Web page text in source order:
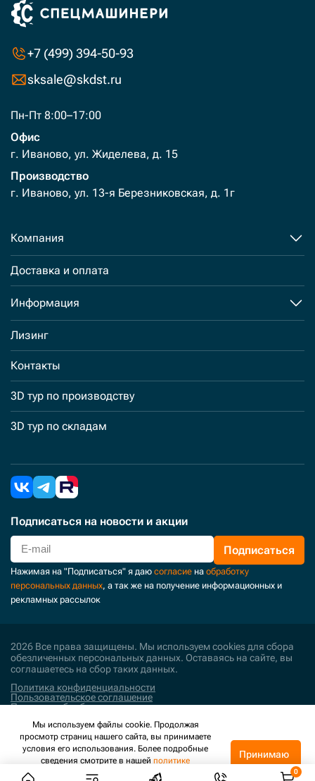
+7 (499) 394-50-93
sksale@skdst.ru
Пн-Пт 8:00–17:00
Офис
г. Иваново, ул. Жиделева, д. 15
Производство
г. Иваново, ул. 13-я Березниковская, д. 1г
Компания
Доставка и оплата
Информация
Лизинг
Контакты
3D тур по производству
3D тур по складам
Подписаться на новости и акции
Подписаться
Нажимая на "Подписаться" я даю согласие на обработку
персональных данных, а так же на получение информационных и
рекламных рассылок
2026 Все права защищены. Мы используем cookies для сбора
обезличенных персональных данных. Оставаясь на сайте, вы
соглашаетесь на сбор таких данных.
Политика конфиденциальности
Пользовательское соглашение
Политика обработки персональных данных
Поддержка и развитие
Мы используем файлы cookie. Продолжая
просмотр страниц нашего сайта, вы принимаете
условия его использования. Более подробные
сведения смотрите в нашей политике
конфиденциальности.
Принимаю